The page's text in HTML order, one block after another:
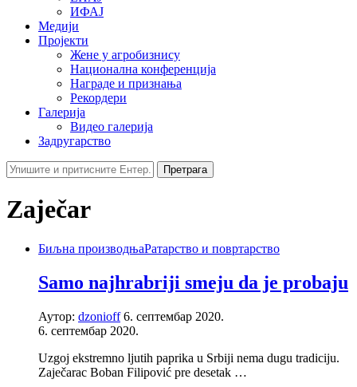
ИФАЈ
Медији
Пројекти
Жене у агробизнису
Национална конференција
Награде и признања
Рекордери
Галерија
Видео галерија
Задругарство
Претрага
Zaječar
Биљна производњаРатарство и повртарство
Samo najhrabriji smeju da je probaju
Аутор: dzonioff 6. септембар 2020.
6. септембар 2020.
Uzgoj ekstremno ljutih paprika u Srbiji nema dugu tradiciju.
Zaječarac Boban Filipović pre desetak …